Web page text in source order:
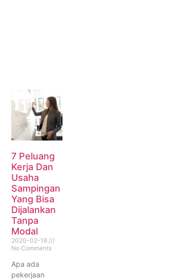
7 Peluang
Kerja Dan
Usaha
Sampingan
Yang Bisa
Dijalankan
Tanpa
Modal
2020-02-16
No Comments
Apa ada
pekerjaan